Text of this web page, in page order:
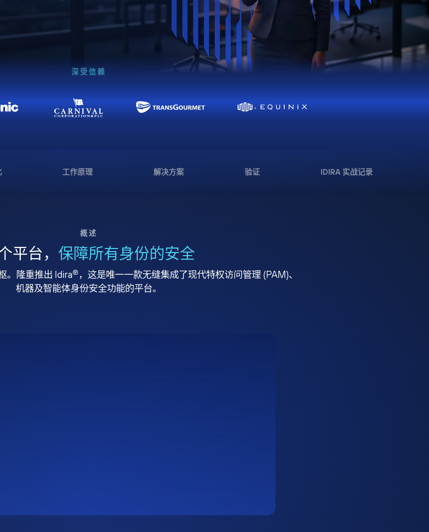
深受信赖
工作原理 解决方案 验证 IDIRA 实战记录
概述
平台， 保障所有身份的安全
。隆重推出 Idira® ，这是唯一一款无缝集成了现代特权访问管理 (PAM)、
机器及智能体身份安全功能的平台。